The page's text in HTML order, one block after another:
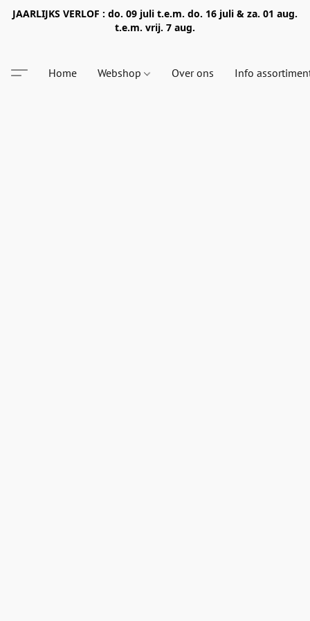
JAARLIJKS VERLOF : do. 09 juli t.e.m. do. 16 juli & za. 01 aug.
t.e.m. vrij. 7 aug.
Home Webshop Over ons Info